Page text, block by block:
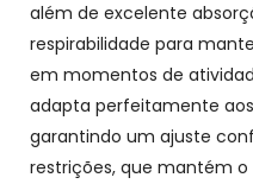
além de excelente
respirabilidade para
em momentos de
adapta perfeitamente
garantindo um ajuste
restrições, que mantém